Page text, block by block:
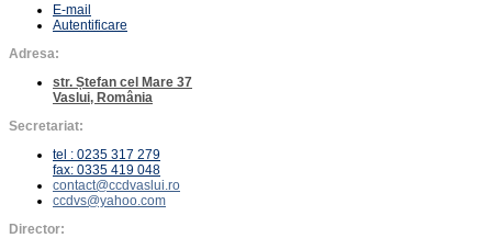
E-mail
Autentificare
Adresa:
str. Ștefan cel Mare 37
Vaslui, România
Secretariat:
tel : 0235 317 279
fax: 0335 419 048
contact@ccdvaslui.ro
ccdvs@yahoo.com
Director: